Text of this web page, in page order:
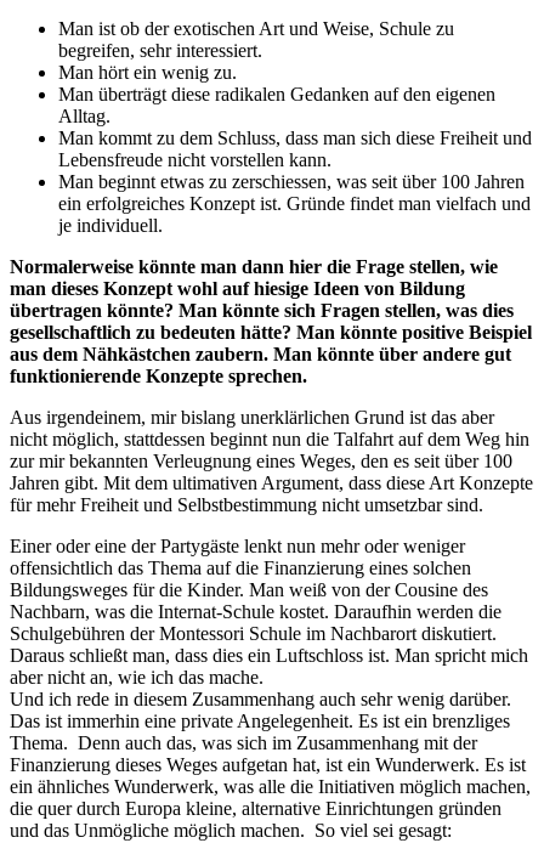
Man ist ob der exotischen Art und Weise, Schule zu
begreifen, sehr interessiert.
Man hört ein wenig zu.
Man überträgt diese radikalen Gedanken auf den eigenen
Alltag.
Man kommt zu dem Schluss, dass man sich diese Freiheit und
Lebensfreude nicht vorstellen kann.
Man beginnt etwas zu zerschiessen, was seit über 100 Jahren
ein erfolgreiches Konzept ist. Gründe findet man vielfach und
je individuell.
Normalerweise könnte man dann hier die Frage stellen, wie
man dieses Konzept wohl auf hiesige Ideen von Bildung
übertragen könnte? Man könnte sich Fragen stellen, was dies
gesellschaftlich zu bedeuten hätte? Man könnte positive Beispiel
aus dem Nähkästchen zaubern. Man könnte über andere gut
funktionierende Konzepte sprechen.
Aus irgendeinem, mir bislang unerklärlichen Grund ist das aber
nicht möglich, stattdessen beginnt nun die Talfahrt auf dem Weg hin
zur mir bekannten Verleugnung eines Weges, den es seit über 100
Jahren gibt. Mit dem ultimativen Argument, dass diese Art Konzepte
für mehr Freiheit und Selbstbestimmung nicht umsetzbar sind.
Einer oder eine der Partygäste lenkt nun mehr oder weniger
offensichtlich das Thema auf die Finanzierung eines solchen
Bildungsweges für die Kinder. Man weiß von der Cousine des
Nachbarn, was die Internat-Schule kostet. Daraufhin werden die
Schulgebühren der Montessori Schule im Nachbarort diskutiert.
Daraus schließt man, dass dies ein Luftschloss ist. Man spricht mich
aber nicht an, wie ich das mache.
Und ich rede in diesem Zusammenhang auch sehr wenig darüber.
Das ist immerhin eine private Angelegenheit. Es ist ein brenzliges
Thema. Denn auch das, was sich im Zusammenhang mit der
Finanzierung dieses Weges aufgetan hat, ist ein Wunderwerk. Es ist
ein ähnliches Wunderwerk, was alle die Initiativen möglich machen,
die quer durch Europa kleine, alternative Einrichtungen gründen
und das Unmögliche möglich machen. So viel sei gesagt: